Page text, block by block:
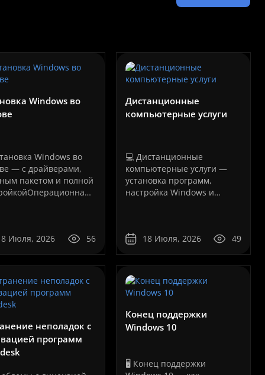
Windows во
Windows во
— с драйверами,
пакетом и полной
станции. Даже
работать стабильно,
у..
Июля, 2026 56
Дистанционные
компьютерные услуги
💻 Дистанционные
компьютерные услуги —
установка программ,
настройка Windows и
компьютером сегодня
можно решить
дистанционно, без
перевозки техники в
сервисный центр и без
ожидания..
18 Июля, 2026 49
неполадок с
программ
Конец поддержки
Windows 10
🖥️ Конец поддержки